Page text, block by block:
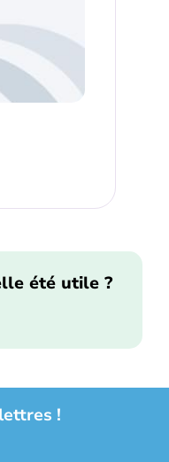
été utile ?
!